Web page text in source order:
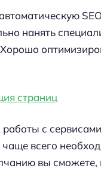
нанять
с
всего
вы сможете,